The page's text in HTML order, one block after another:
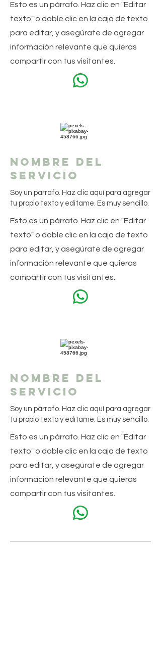
Esto es un párrafo. Haz clic en "Editar
texto" o doble clic en la caja de texto
para editar, y asegúrate de agregar
información relevante que quieras
compartir con tus visitantes.
Nombre del
servicio
Soy un párrafo. Haz clic aquí para agregar
tu propio texto y edítame. Es muy sencillo.
Esto es un párrafo. Haz clic en "Editar
texto" o doble clic en la caja de texto
para editar, y asegúrate de agregar
información relevante que quieras
compartir con tus visitantes.
Nombre del
servicio
Soy un párrafo. Haz clic aquí para agregar
tu propio texto y edítame. Es muy sencillo.
Esto es un párrafo. Haz clic en "Editar
texto" o doble clic en la caja de texto
para editar, y asegúrate de agregar
información relevante que quieras
compartir con tus visitantes.